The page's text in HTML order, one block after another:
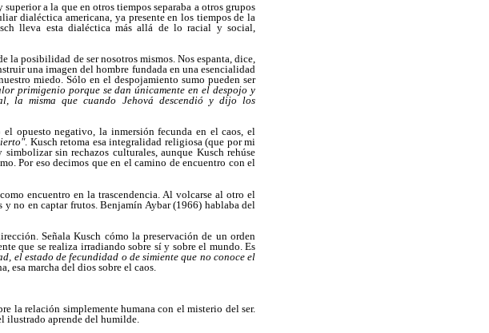
a la que en otros tiempos separaba a otros grupos
dialéctica americana, ya presente en los tiempos de la
lleva esta dialéctica más allá de lo racial y social,
posibilidad de ser nosotros mismos. Nos espanta, dice,
una imagen del hombre fundada en una esencialidad
miedo. Sólo en el despojamiento sumo pueden ser
primigenio porque se dan únicamente en el despojo y
la misma que cuando Jehová descendió y dijo los
opuesto negativo, la inmersión fecunda en el caos, el
. Kusch retoma esa integralidad religiosa (que por mi
sin rechazos culturales, aunque Kusch rehúse
Por eso decimos que en el camino de encuentro con el
encuentro en la trascendencia. Al volcarse al otro el
no en captar frutos. Benjamín Aybar (1966) hablaba del
Señala Kusch cómo la preservación de un orden
que se realiza irradiando sobre sí y sobre el mundo. Es
el estado de fecundidad o de simiente que no conoce el
esa marcha del dios sobre el caos.
la relación simplemente humana con el misterio del ser.
ilustrado aprende del humilde.